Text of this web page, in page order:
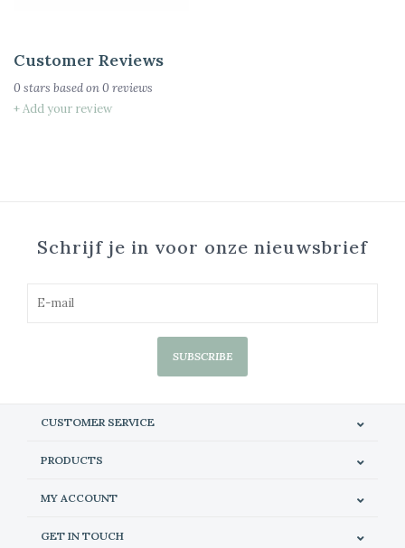
Customer Reviews
0 stars based on0 reviews
+ Add your review
Schrijf je in voor onze nieuwsbrief
SUBSCRIBE
CUSTOMER SERVICE
PRODUCTS
MY ACCOUNT
GET IN TOUCH